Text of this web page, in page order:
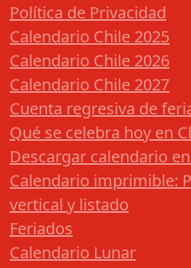
Política de Privacidad
Calendario Chile 2025
Calendario Chile 2026
Calendario Chile 2027
Cuenta regresiva de
Qué se celebra hoy en
Descargar calendario
Calendario imprimible:
vertical y listado
Feriados
Calendario Lunar